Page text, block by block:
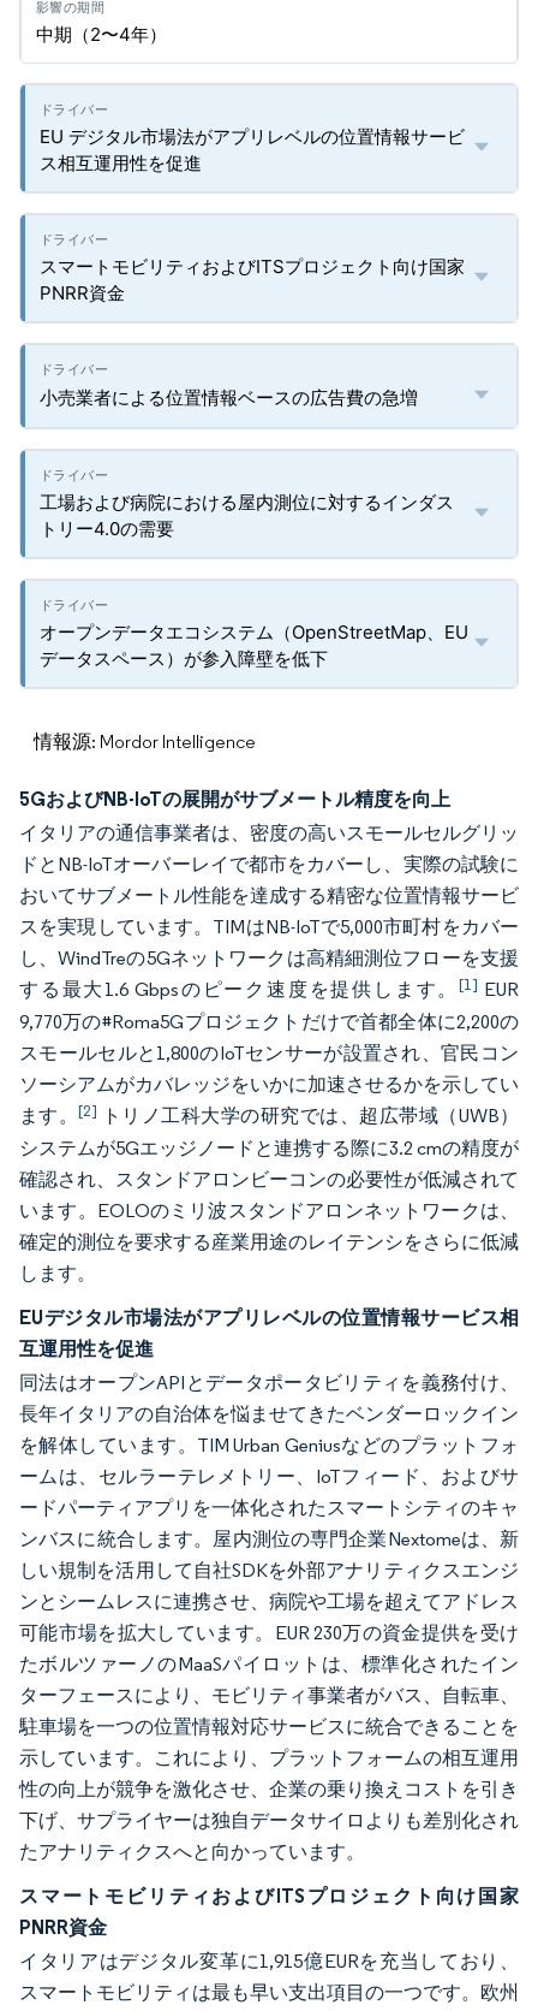
中期（2〜4年）
EU デジタル市場法がアプリレベルの位置情報サービ
ス相互運用性を促進
スマートモビリティおよびITSプロジェクト向け国家
PNRR資金
小売業者による位置情報ベースの広告費の急増
工場および病院における屋内測位に対するインダス
トリー4.0の需要
オープンデータエコシステム（OpenStreetMap、EU
データスペース）が参入障壁を低下
情報源: Mordor Intelligence
5GおよびNB-IoTの展開がサブメートル精度を向上
イタリアの通信事業者は、密度の高いスモールセルグリッ
ドとNB-IoTオーバーレイで都市をカバーし、実際の試験に
おいてサブメートル性能を達成する精密な位置情報サービ
スを実現しています。TIMはNB-IoTで5,000市町村をカバー
し、WindTreの5Gネットワークは高精細測位フローを支援
する最大1.6 Gbpsのピーク速度を提供します。[1] EUR
9,770万の#Roma5Gプロジェクトだけで首都全体に2,200の
スモールセルと1,800のIoTセンサーが設置され、官民コン
ソーシアムがカバレッジをいかに加速させるかを示してい
ます。[2]
トリノ工科大学の研究では、超広帯域（UWB）
システムが5Gエッジノードと連携する際に3.2 cmの精度が
確認され、スタンドアロンビーコンの必要性が低減されて
います。EOLOのミリ波スタンドアロンネットワークは、
確定的測位を要求する産業用途のレイテンシをさらに低減
します。
EUデジタル市場法がアプリレベルの位置情報サービス相
互運用性を促進
同法はオープンAPIとデータポータビリティを義務付け、
長年イタリアの自治体を悩ませてきたベンダーロックイン
を解体しています。TIM Urban Geniusなどのプラットフォ
ームは、セルラーテレメトリー、IoTフィード、およびサ
ードパーティアプリを一体化されたスマートシティのキャ
ンバスに統合します。屋内測位の専門企業Nextomeは、新
しい規制を活用して自社SDKを外部アナリティクスエンジ
ンとシームレスに連携させ、病院や工場を超えてアドレス
可能市場を拡大しています。EUR 230万の資金提供を受け
たボルツァーノのMaaSパイロットは、標準化されたイン
ターフェースにより、モビリティ事業者がバス、自転車、
駐車場を一つの位置情報対応サービスに統合できることを
示しています。これにより、プラットフォームの相互運用
性の向上が競争を激化させ、企業の乗り換えコストを引き
下げ、サプライヤーは独自データサイロよりも差別化され
たアナリティクスへと向かっています。
スマートモビリティおよびITSプロジェクト向け国家
PNRR資金
イタリアはデジタル変革に1,915億EURを充当しており、
スマートモビリティは最も早い支出項目の一つです。欧州